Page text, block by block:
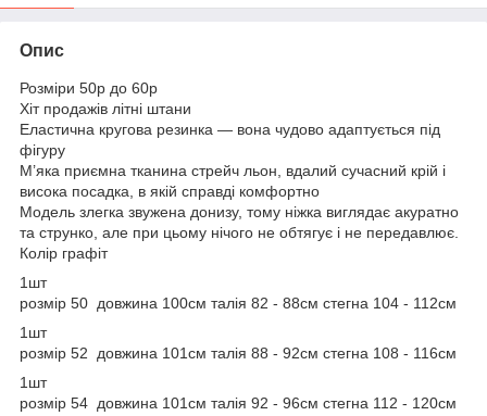
Опис
Розміри 50р до 60р
Хіт продажів літні штани
Еластична кругова резинка — вона чудово адаптується під
фігуру
М’яка приємна тканина стрейч льон, вдалий сучасний крій і
висока посадка, в якій справді комфортно
Модель злегка звужена донизу, тому ніжка виглядає акуратно
та струнко, але при цьому нічого не обтягує і не передавлює.
Колір графіт
1шт
розмір 50 довжина 100см талія 82 - 88см стегна 104 - 112см
1шт
розмір 52 довжина 101см талія 88 - 92см стегна 108 - 116см
1шт
розмір 54 довжина 101см талія 92 - 96см стегна 112 - 120см